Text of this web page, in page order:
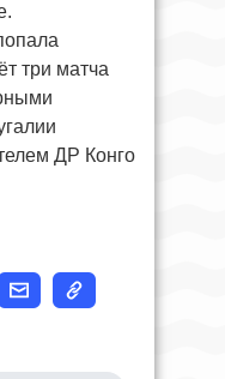
три матча
ДР Конго